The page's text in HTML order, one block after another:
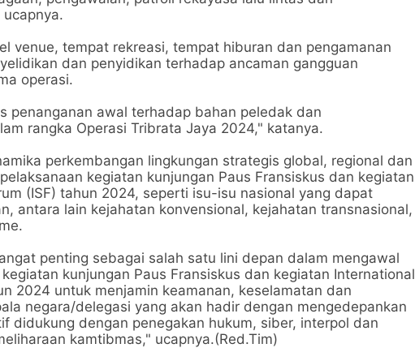
venue, tempat rekreasi, tempat hiburan dan pengamanan
dan penyidikan terhadap ancaman gangguan
operasi.
penanganan awal terhadap bahan peledak dan
rangka Operasi Tribrata Jaya 2024," katanya.
perkembangan lingkungan strategis global, regional dan
kegiatan kunjungan Paus Fransiskus dan kegiatan
(ISF) tahun 2024, seperti isu-isu nasional yang dapat
antara lain kejahatan konvensional, kejahatan transnasional,
penting sebagai salah satu lini depan dalam mengawal
kunjungan Paus Fransiskus dan kegiatan International
2024 untuk menjamin keamanan, keselamatan dan
negara/delegasi yang akan hadir dengan mengedepankan
didukung dengan penegakan hukum, siber, interpol dan
kamtibmas," ucapnya.(Red.Tim)